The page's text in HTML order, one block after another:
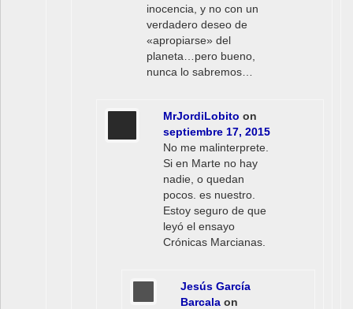
inocencia, y no con un
verdadero deseo de
«apropiarse» del
planeta…pero bueno,
nunca lo sabremos…
MrJordiLobito on
septiembre 17, 2015
No me malinterprete.
Si en Marte no hay
nadie, o quedan
pocos. es nuestro.
Estoy seguro de que
leyó el ensayo
Crónicas Marcianas.
Jesús García
Barcalaon